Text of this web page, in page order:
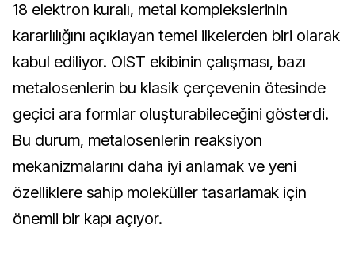
18 elektron kuralı, metal komplekslerinin
kararlılığını açıklayan temel ilkelerden biri olarak
kabul ediliyor. OIST ekibinin çalışması, bazı
metalosenlerin bu klasik çerçevenin ötesinde
geçici ara formlar oluşturabileceğini gösterdi.
Bu durum, metalosenlerin reaksiyon
mekanizmalarını daha iyi anlamak ve yeni
özelliklere sahip moleküller tasarlamak için
önemli bir kapı açıyor.